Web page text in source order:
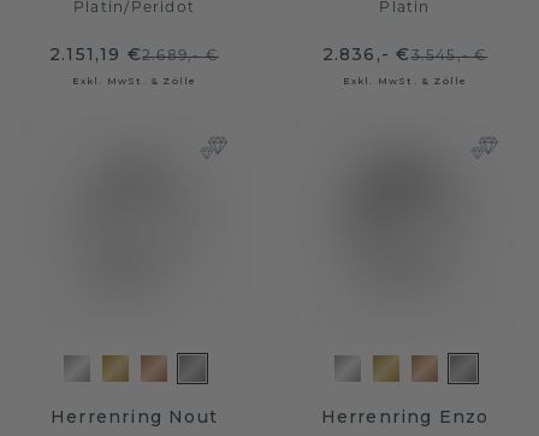
Platin/ Peridot
2.151,19 €2.689,- €
Exkl. MwSt. & Zölle
Platin
2.836,- €3.545,- €
Exkl. MwSt. & Zölle
Herrenring Nout Herrenring Enzo